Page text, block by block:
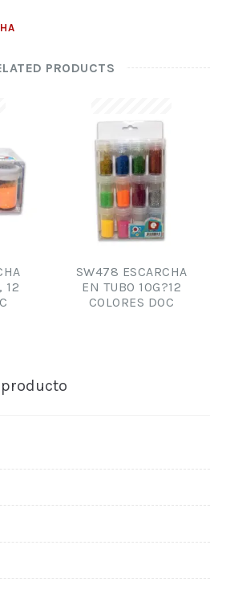
PRODUCTS
12
SW478 ESCARCHA
EN TUBO 10G?12
COLORES DOC